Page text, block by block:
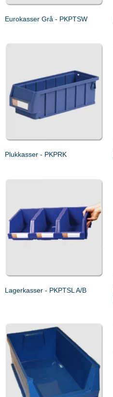
Eurokasser Grå - PKPTSW
Plukkasser - PKPRK
Lagerkasser - PKPTSL A/B